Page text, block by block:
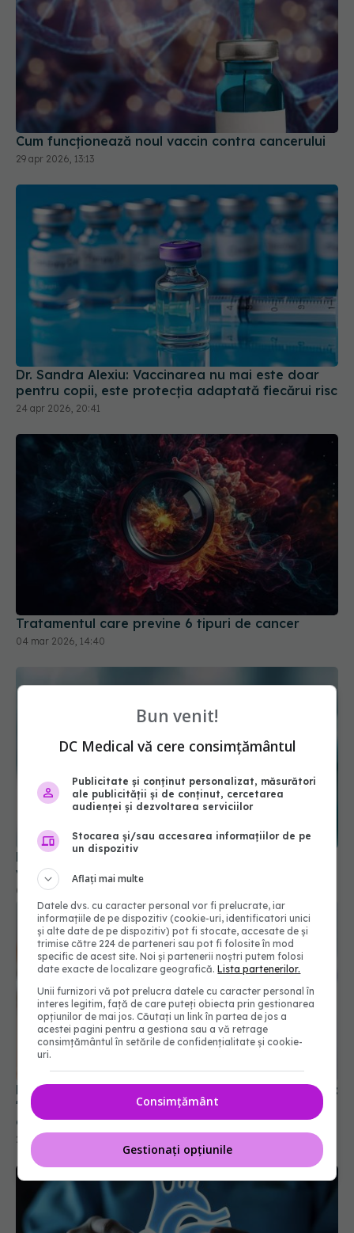
Cum funcționează noul vaccin contra cancerului
29 apr 2026, 13:13
Dr. Sandra Alexiu: Vaccinarea nu mai este doar
pentru copii, este protecția adaptată fiecărui risc
24 apr 2026, 20:41
Tratamentul care previne 6 tipuri de cancer
04 mar 2026, 14:40
Detaliul important pe care trebuie să îl știi despre
vaccinul anti-gripal și anti-COVID
08 noi 2025, 16:00
De la ce vârstă se face testul Babeş-Papanicolau:
"Vaccinarea anti-HPV, cea mai eficientă prevenţie
a cancerului de col uterin"
27 ian 2026, 13:29
Bun venit!
DC Medical vă cere consimțământul
Publicitate și conținut personalizat, măsurători
ale publicității și de conținut, cercetarea
audienței și dezvoltarea serviciilor
Stocarea și/sau accesarea informațiilor de pe
un dispozitiv
Aflați mai multe
Datele dvs. cu caracter personal vor fi prelucrate, iar
informațiile de pe dispozitiv (cookie-uri, identificatori unici
și alte date de pe dispozitiv) pot fi stocate, accesate de și
trimise către 224 de parteneri sau pot fi folosite în mod
specific de acest site. Noi și partenerii noștri putem folosi
date exacte de localizare geografică.Lista partenerilor.
Unii furnizori vă pot prelucra datele cu caracter personal în
interes legitim, față de care puteți obiecta prin gestionarea
opțiunilor de mai jos. Căutați un link în partea de jos a
acestei pagini pentru a gestiona sau a vă retrage
consimțământul în setările de confidențialitate și cookie-
uri.
Consimțământ
Gestionați opțiunile